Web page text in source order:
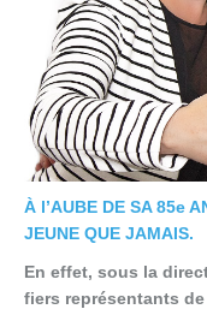
À l’AUBE DE SA 85e
JEUNE QUE JAMAIS.
En effet, sous la
fiers représentants